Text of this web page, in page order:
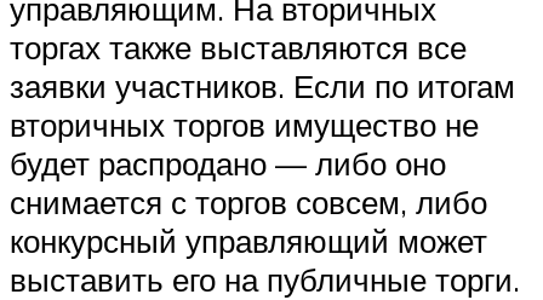
управляющим. На вторичных
торгах также выставляются все
заявки участников. Если по итогам
вторичных торгов имущество не
будет распродано — либо оно
снимается с торгов совсем, либо
конкурсный управляющий может
выставить его на публичные торги.